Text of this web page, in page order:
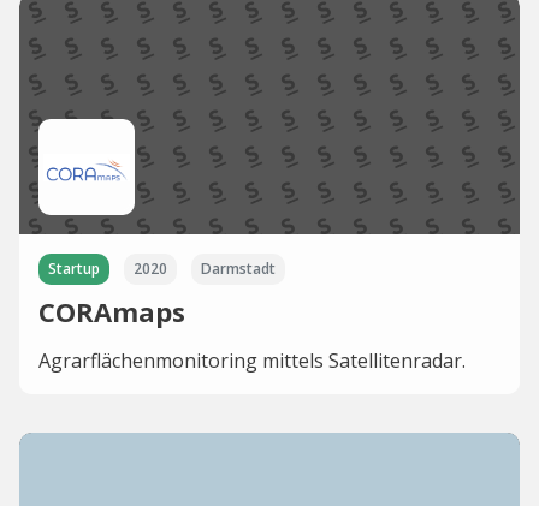
Startup 2020 Darmstadt
CORAmaps
Agrarflächenmonitoring mittels Satellitenradar.